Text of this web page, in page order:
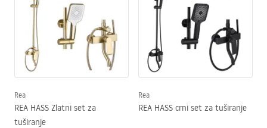
Rea
REA HASS Zlatni set za
tuširanje
Rea
REA HASS crni set za tuširanje